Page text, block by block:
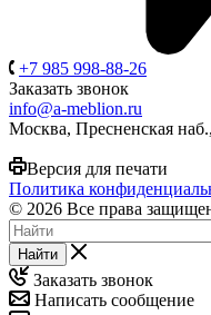
+7 985 998-88-26
Заказать звонок
info@a-meblion.ru
Москва, Пресненская
Версия для печати
Политика
© 2026 Все права
Найти
Заказать звонок
Написать сообщение